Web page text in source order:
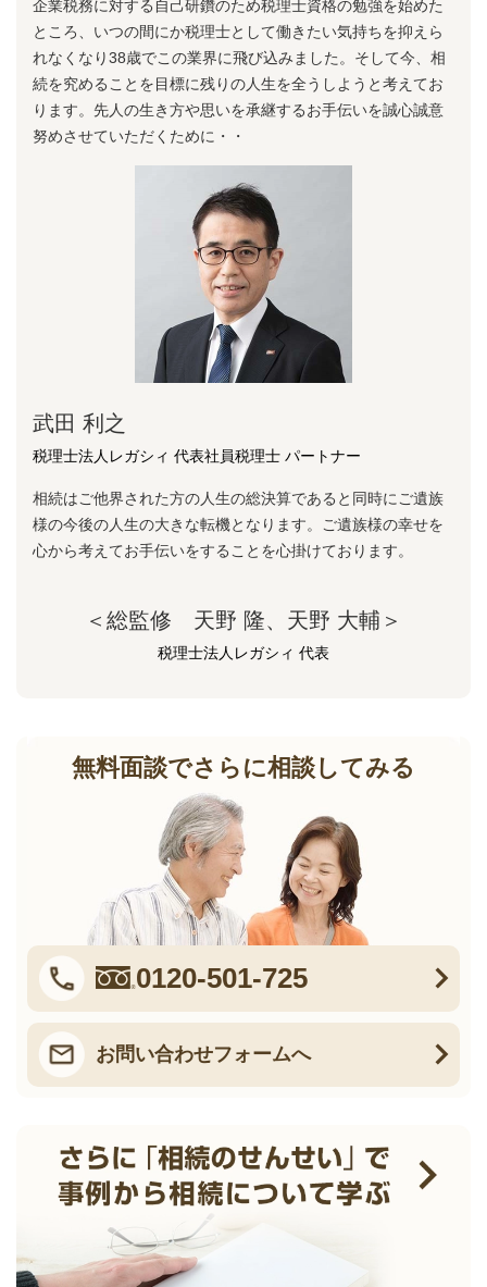
企業税務に対する⾃⼰研鑽のため税理⼠資格の勉強を始めた
ところ、いつの間にか税理⼠として働きたい気持ちを抑えら
れなくなり38歳でこの業界に⾶び込みました。そして今、相
続を究めることを⽬標に残りの⼈⽣を全うしようと考えてお
ります。先⼈の⽣き⽅や思いを承継するお⼿伝いを誠⼼誠意
努めさせていただくために・・
武田 利之
税理士法人レガシィ 代表社員税理士 パートナー
相続はご他界された方の人生の総決算であると同時にご遺族
様の今後の人生の大きな転機となります。ご遺族様の幸せを
心から考えてお手伝いをすることを心掛けております。
＜総監修 天野 隆、天野 大輔＞
税理士法人レガシィ 代表
無料面談でさらに相談してみる
0120-501-725
お問い合わせフォームへ